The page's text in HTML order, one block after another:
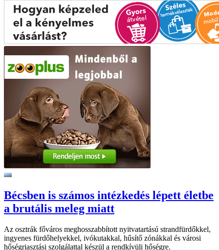
Bécsben is számos intézkedés lépett életbe
a brutális meleg miatt
Az osztrák főváros meghosszabbított nyitvatartású strandfürdőkkel,
ingyenes fürdőhelyekkel, ivókutakkal, hűsítő zónákkal és városi
hőségriasztási szolgálattal készül a rendkívüli hőségre.